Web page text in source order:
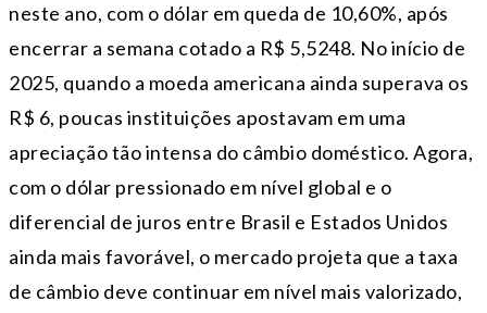
neste ano, com o dólar em queda de 10,60%, após
encerrar a semana cotado a R$ 5,5248. No início de
2025, quando a moeda americana ainda superava os
R$ 6, poucas instituições apostavam em uma
apreciação tão intensa do câmbio doméstico. Agora,
com o dólar pressionado em nível global e o
diferencial de juros entre Brasil e Estados Unidos
ainda mais favorável, o mercado projeta que a taxa
de câmbio deve continuar em nível mais valorizado,